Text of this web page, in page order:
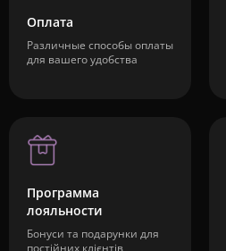
Оплата
Различные способы оплаты
для вашего удобства
Программа
лояльности
Бонуси та подарунки для
постійних клієнтів